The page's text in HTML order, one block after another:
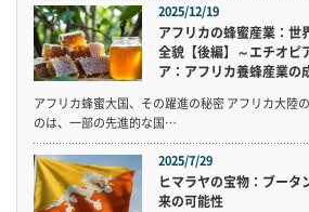
2025/12/19
アフリカの蜂蜜産業：世
全貌【後編】～エチオピ
ア：アフリカ養蜂産業の
アフリカ蜂蜜大国、その躍進の秘密 アフリカ大陸
のは、一部の先進的な国…
2025/7/29
ヒマラヤの宝物：ブータ
来の可能性